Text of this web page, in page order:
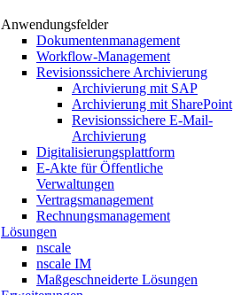
Anwendungsfelder
Dokumentenmanagement
Workflow-Management
Revisionssichere Archivierung
Archivierung mit SAP
Archivierung mit SharePoint
Revisionssichere E-Mail-
Archivierung
Digitalisierungsplattform
E-Akte für Öffentliche
Verwaltungen
Vertragsmanagement
Rechnungsmanagement
Lösungen
nscale
nscale IM
Maßgeschneiderte Lösungen